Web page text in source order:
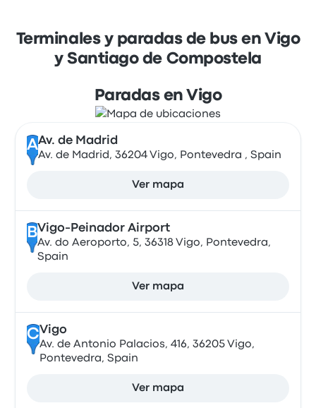
Terminales y paradas de bus en Vigo
y Santiago de Compostela
Paradas en Vigo
AAv. de Madrid
Av. de Madrid, 36204 Vigo, Pontevedra , Spain
Ver mapa
BVigo-Peinador Airport
Av. do Aeroporto, 5, 36318 Vigo, Pontevedra,
Spain
Ver mapa
CVigo
Av. de Antonio Palacios, 416, 36205 Vigo,
Pontevedra, Spain
Ver mapa